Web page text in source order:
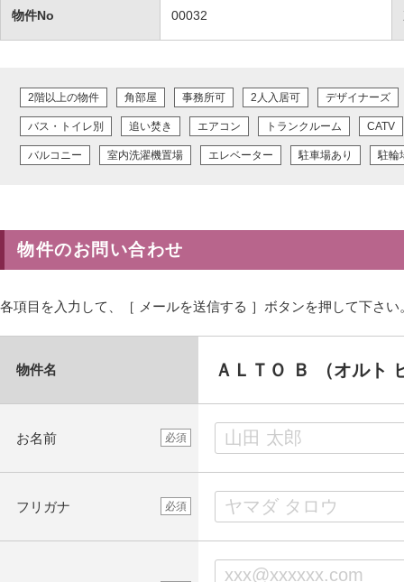
物件No 00032
2階以上の物件 角部屋 事務所可 2人入居可 デザイナーズ
バス・トイレ別 追い焚き エアコン トランクルーム CATV
バルコニー 室内洗濯機置場 エレベーター 駐車場あり 駐輪
物件のお問い合わせ
各項目を入力して、［ メールを送信する ］ボタンを押して下さい
物件名 ＡＬＴＯ Ｂ （オルト
お名前 必須
フリガナ 必須